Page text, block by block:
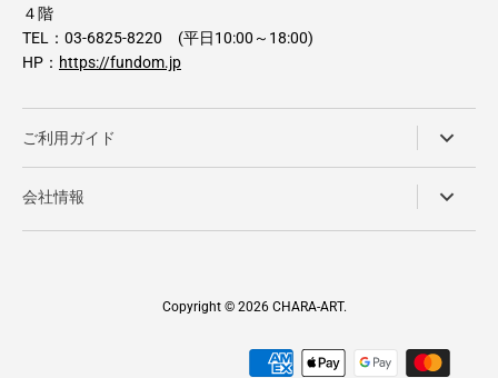
４階
TEL：03-6825-8220 (平日10:00～18:00)
HP： https://fundom.jp
ご利用ガイド
会社情報
Copyright © 2026 CHARA-ART.